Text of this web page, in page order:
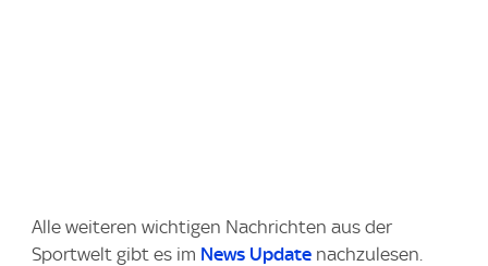
Alle weiteren wichtigen Nachrichten aus der
Sportwelt gibt es im News Update nachzulesen.